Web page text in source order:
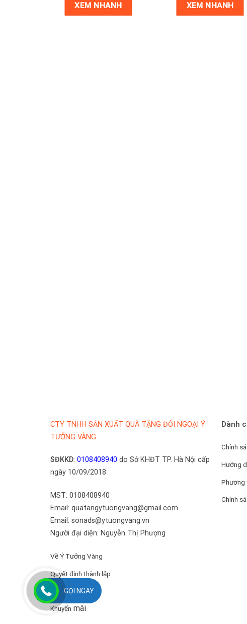
XEM NHANH XEM NHANH
CTY TNHH SẢN XUẤT QUÀ TẶNG ĐỐI NGOẠI Ý
TƯỞNG VÀNG
SĐKKD:0108408940 do Sở KHĐT TP. Hà Nội cấp
ngày 10/09/2018
MST: 0108408940
Email: quatangytuongvang@gmail.com
Email: sonads@ytuongvang.vn
Người đại diện: Nguyễn Thị Phượng
Về Ý Tưởng Vàng
Quyết định thành lập
Về ban lãnh đạo
Khuyến mãi
Dành
Chính
Hướng
Phương
Chính
GỌI NGAY